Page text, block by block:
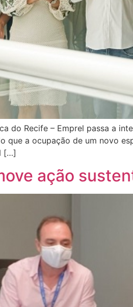
do Recife – Emprel passa a
que a ocupação de um novo
[…]
ação